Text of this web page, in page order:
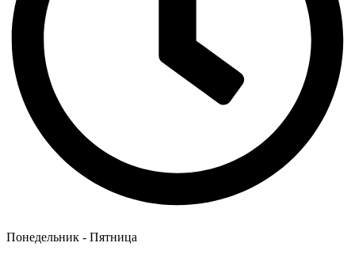
Понедельник - Пятница